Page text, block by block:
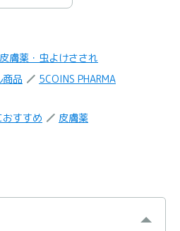
皮膚薬・虫よけさされ
商品 5COINS PHARMA
すすめ 皮膚薬